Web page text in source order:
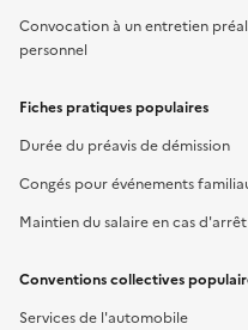
Convocation à un entretien
personnel
Fiches pratiques populaires
Durée du préavis de démission
Congés pour événements
Maintien du salaire en cas
Conventions collectives
Services de l'automobile